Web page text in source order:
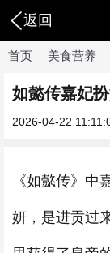
返回
首页 美食营养
如懿传嘉妃
2026-04-22
《如懿传》中
妍，是进贡过